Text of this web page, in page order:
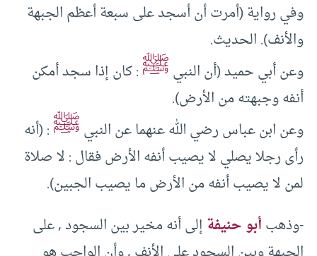
وفي رواية (أمرت أن أسجد على سبعة أعظم الجبهة
والأنف). الحديث.
وعن أبي حميد (أن النبيﷺ: كان إذا سجد أمكن
أنفه وجبهته من الأرض).
وعن ابن عباس رضي الله عنهما عن النبيﷺ: (أنه
رأى رجلا يصلي لا يصيب أنفه الأرض فقال : لا صلاة
لمن لا يصيب أنفه من الأرض ما يصيب الجبين).
-وذهبأبو حنيفةإلى أنه مخير بين السجود , على